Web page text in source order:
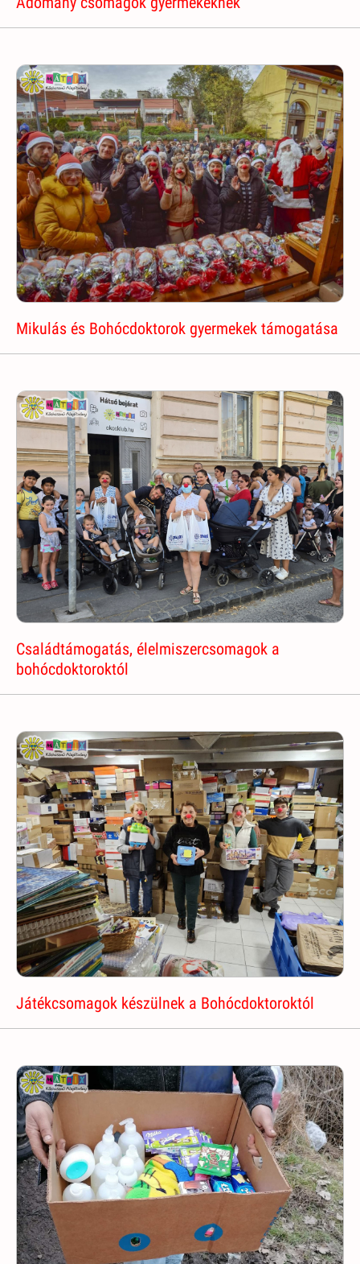
Mikulás és Bohócdoktorok gyermekek támogatása
Családtámogatás, élelmiszercsomagok a
bohócdoktoroktól
Játékcsomagok készülnek a Bohócdoktoroktól